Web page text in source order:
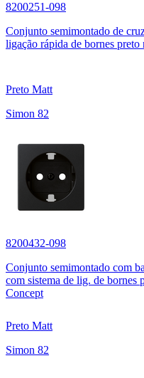
8200251-098
Conjunto semimontado de
ligação rápida de bornes
Preto Matt
Simon 82
8200432-098
Conjunto semimontado com
com sistema de lig. de bornes
Concept
Preto Matt
Simon 82